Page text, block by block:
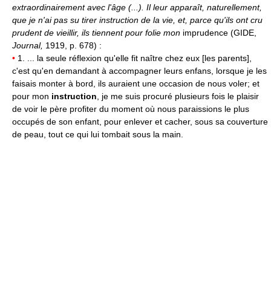
extraordinairement avec l'âge (...). Il leur apparaît, naturellement,
que je n'ai pas su tirer instruction de la vie, et, parce qu'ils ont cru
prudent de vieillir, ils tiennent pour folie mon imprudence (GIDE,
Journal, 1919, p. 678) :
• 1. ... la seule réflexion qu'elle fit naître chez eux [les parents],
c'est qu'en demandant à accompagner leurs enfans, lorsque je les
faisais monter à bord, ils auraient une occasion de nous voler; et
pour mon instruction , je me suis procuré plusieurs fois le plaisir
de voir le père profiter du moment où nous paraissions le plus
occupés de son enfant, pour enlever et cacher, sous sa couverture
de peau, tout ce qui lui tombait sous la main.